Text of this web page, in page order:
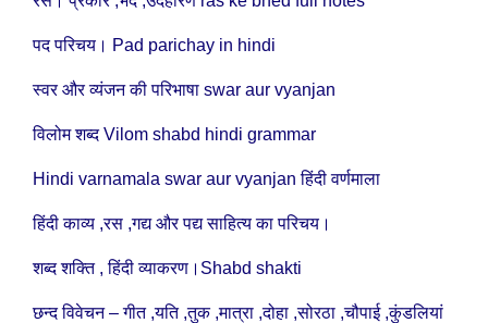
पद परिचय। Pad parichay in hindi
स्वर और व्यंजन की परिभाषा swar aur vyanjan
विलोम शब्द Vilom shabd hindi grammar
Hindi varnamala swar aur vyanjan हिंदी वर्णमाला
हिंदी काव्य ,रस ,गद्य और पद्य साहित्य का परिचय।
शब्द शक्ति , हिंदी व्याकरण।Shabd shakti
छन्द विवेचन – गीत ,यति ,तुक ,मात्रा ,दोहा ,सोरठा ,चौपाई ,कुंडलियां